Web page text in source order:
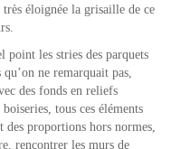
éloignée la grisaille de ce
point les stries des parquets
ne remarquait pas,
des fonds en reliefs
tous ces éléments
des proportions hors normes,
rencontrer les murs de